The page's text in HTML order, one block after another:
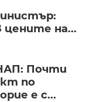
цените на...
Почти
по
е с...